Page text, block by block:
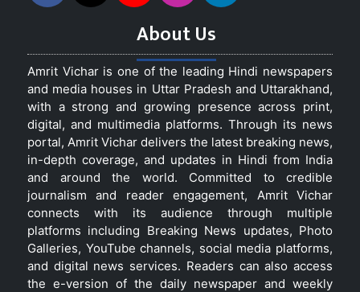
About Us
Amrit Vichar is one of the leading Hindi newspapers
and media houses in Uttar Pradesh and Uttarakhand,
with a strong and growing presence across print,
digital, and multimedia platforms. Through its news
portal, Amrit Vichar delivers the latest breaking news,
in-depth coverage, and updates in Hindi from India
and around the world. Committed to credible
journalism and reader engagement, Amrit Vichar
connects with its audience through multiple
platforms including Breaking News updates, Photo
Galleries, YouTube channels, social media platforms,
and digital news services. Readers can also access
the e-version of the daily newspaper and weekly